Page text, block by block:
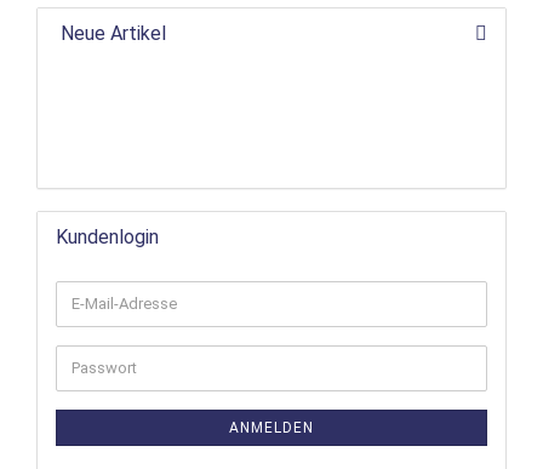
Neue Artikel
Kundenlogin
ANMELDEN